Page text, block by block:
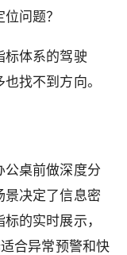
问题？
标体系的驾驶
找不到方向。
公桌前做深度分
景决定了信息密
的实时展示，
合异常预警和快